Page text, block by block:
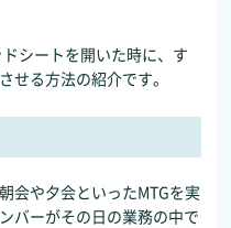
シートを開いた時に、す
せる方法の紹介です。
会や夕会といったMTGを実
バーがその日の業務の中で